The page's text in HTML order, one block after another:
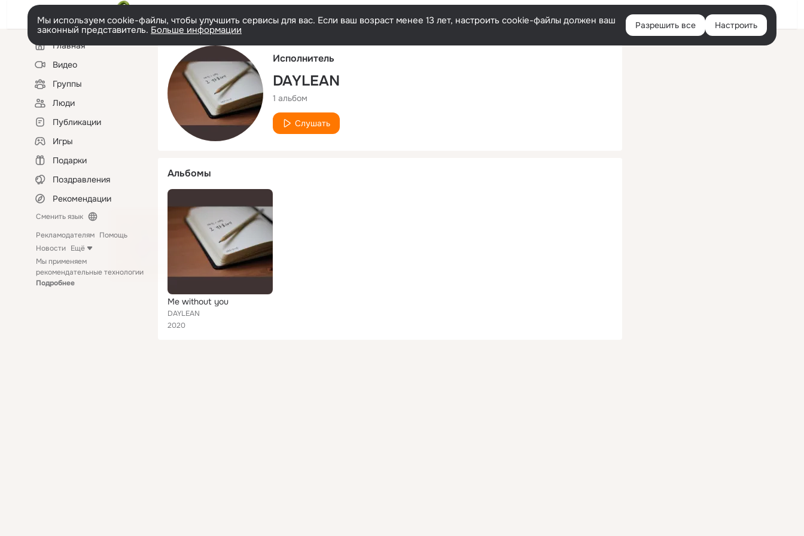
Русский Войти
Мы используем cookie-файлы, чтобы улучшить сервисы для вас. Если ваш возраст менее 13 лет, настроить cookie-файлы должен ваш
законный представитель. Больше информации Разрешить все Настроить
Левая
колонкаГлавная
Видео
Группы
Люди
Публикации
Игры
Подарки
Поздравления
Рекомендации
Сменить язык
Рекламодателям Помощь
Новости Ещё
Мы применяем
рекомендательные технологии
Подробнее
Исполнитель
DAYLEAN
1 альбом
Слушать
Альбомы
Me without you
DAYLEAN
2020